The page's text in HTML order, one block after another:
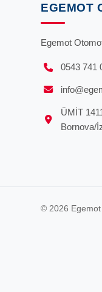
EGEMOT
Egemot
0543 741
ÜMİT
Bornova/
© 2026 Egemot